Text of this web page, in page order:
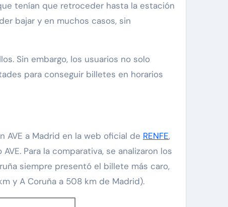
tenían que retroceder hasta la estación
bajar y en muchos casos, sin
Sin embargo, los usuarios no solo
para conseguir billetes en horarios
a Madrid en la web oficial de RENFE,
Para la comparativa, se analizaron los
siempre presentó el billete más caro,
y A Coruña a 508 km de Madrid).